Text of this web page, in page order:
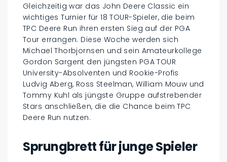
Gleichzeitig war das John Deere Classic ein
wichtiges Turnier für 18 TOUR-Spieler, die beim
TPC Deere Run ihren ersten Sieg auf der PGA
Tour errangen. Diese Woche werden sich
Michael Thorbjornsen und sein Amateurkollege
Gordon Sargent den jüngsten PGA TOUR
University-Absolventen und Rookie-Profis
Ludvig Aberg, Ross Steelman, William Mouw und
Tommy Kuhl als jüngste Gruppe aufstrebender
Stars anschließen, die die Chance beim TPC
Deere Run nutzen.
Sprungbrett für junge Spieler